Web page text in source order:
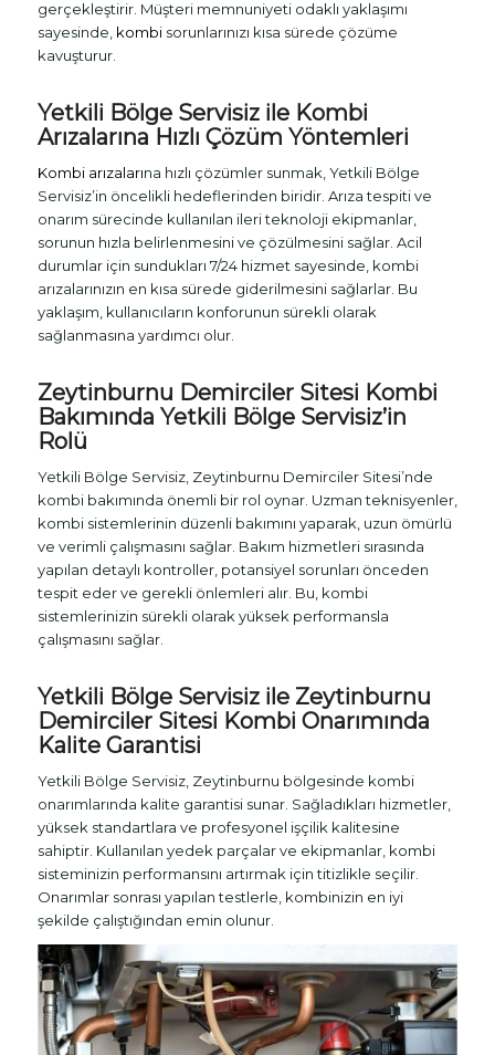
gerçekleştirir. Müşteri memnuniyeti odaklı yaklaşımı
sayesinde, kombisorunlarınızı kısa sürede çözüme
kavuşturur.
Yetkili Bölge Servisiz ile Kombi
Arızalarına Hızlı Çözüm Yöntemleri
Kombi arızalarına hızlı çözümler sunmak, Yetkili Bölge
Servisiz’in öncelikli hedeflerinden biridir. Arıza tespiti ve
onarım sürecinde kullanılan ileri teknoloji ekipmanlar,
sorunun hızla belirlenmesini ve çözülmesini sağlar. Acil
durumlar için sundukları 7/24 hizmet sayesinde, kombi
arızalarınızın en kısa sürede giderilmesini sağlarlar. Bu
yaklaşım, kullanıcıların konforunun sürekli olarak
sağlanmasına yardımcı olur.
Zeytinburnu Demirciler Sitesi Kombi
Bakımında Yetkili Bölge Servisiz’in
Rolü
Yetkili Bölge Servisiz, Zeytinburnu Demirciler Sitesi’nde
kombi bakımında önemli bir rol oynar. Uzman teknisyenler,
kombi sistemlerinin düzenli bakımını yaparak, uzun ömürlü
ve verimli çalışmasını sağlar. Bakım hizmetleri sırasında
yapılan detaylı kontroller, potansiyel sorunları önceden
tespit eder ve gerekli önlemleri alır. Bu, kombi
sistemlerinizin sürekli olarak yüksek performansla
çalışmasını sağlar.
Yetkili Bölge Servisiz ile Zeytinburnu
Demirciler Sitesi Kombi Onarımında
Kalite Garantisi
Yetkili Bölge Servisiz, Zeytinburnu bölgesinde kombi
onarımlarında kalite garantisi sunar. Sağladıkları hizmetler,
yüksek standartlara ve profesyonel işçilik kalitesine
sahiptir. Kullanılan yedek parçalar ve ekipmanlar, kombi
sisteminizin performansını artırmak için titizlikle seçilir.
Onarımlar sonrası yapılan testlerle, kombinizin en iyi
şekilde çalıştığından emin olunur.